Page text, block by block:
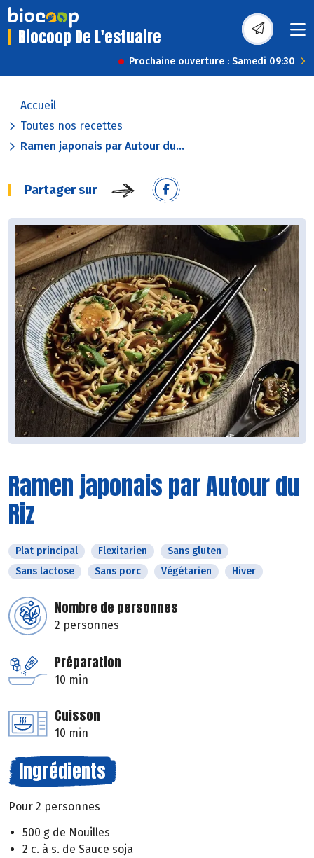
Biocoop De L'estuaire
Prochaine ouverture : Samedi 09:30
Accueil
Toutes nos recettes
Ramen japonais par Autour du...
Partager sur
Ramen japonais par Autour du
Riz
Plat principal Flexitarien
Sans gluten
Sans lactose
Sans porc Végétarien Hiver
Nombre de personnes
2 personnes
Préparation
10 min
Cuisson
10 min
Ingrédients
Pour 2 personnes
500 g de Nouilles
2 c. à s. de Sauce soja